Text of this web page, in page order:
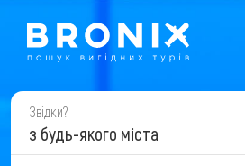
Звідки?
з будь-якого міста